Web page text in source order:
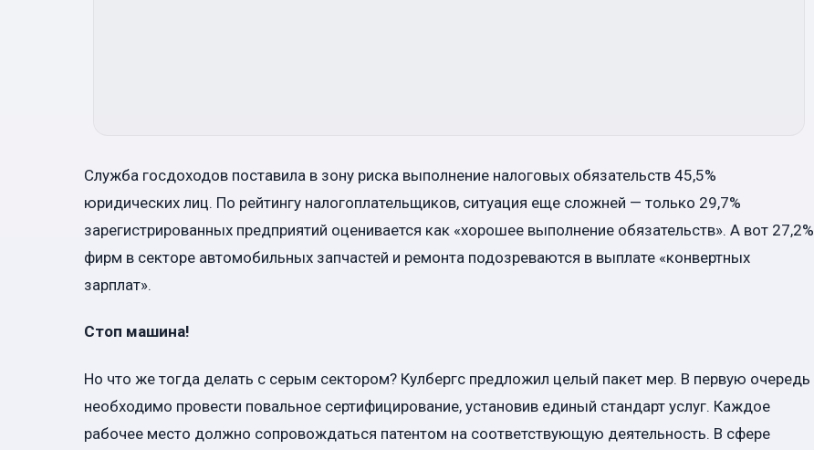
Служба госдоходов поставила в зону риска выполнение налоговых обязательств 45,5%
юридических лиц. По рейтингу налогоплательщиков, ситуация еще сложней — только 29,7%
зарегистрированных предприятий оценивается как «хорошее выполнение обязательств». А вот 27,2%
фирм в секторе автомобильных запчастей и ремонта подозреваются в выплате «конвертных
зарплат».
Стоп машина!
Но что же тогда делать с серым сектором? Кулбергс предложил целый пакет мер. В первую очередь
необходимо провести повальное сертифицирование, установив единый стандарт услуг. Каждое
рабочее место должно сопровождаться патентом на соответствующую деятельность. В сфере